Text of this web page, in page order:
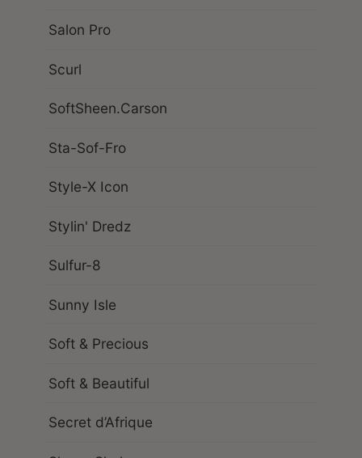
Salon Pro
Scurl
SoftSheen.Carson
Sta-Sof-Fro
Style-X Icon
Stylin' Dredz
Sulfur-8
Sunny Isle
Soft & Precious
Soft & Beautiful
Secret d’Afrique